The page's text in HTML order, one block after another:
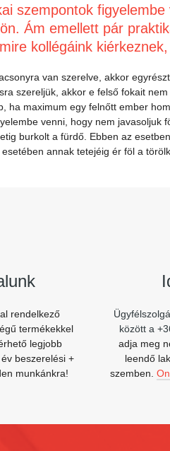
szempontok figyelembe
Ám emellett pár
kollégáink
van szerelve, akkor
szereljük, akkor e felső fokait
ha maximum egy felnőtt ember
venni, hogy nem javasoljuk
burkolt a fürdő. Ebben az
annak tetejéig ér föl a
rendelkező
termékekkel
legjobb
beszerelési +
munkánkra!
között a
adja meg
leendő
szemben.